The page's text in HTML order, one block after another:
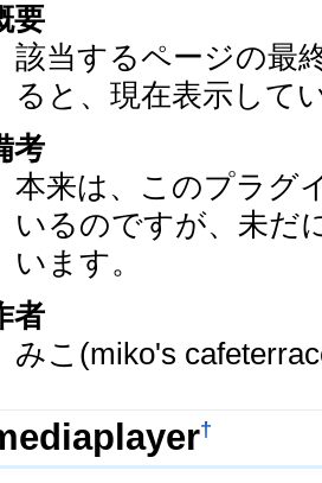
要
該当するページの最
ると、現在表示して
考
本来は、このプラグ
いるのですが、未だ
います。
者
みこ(miko's
†